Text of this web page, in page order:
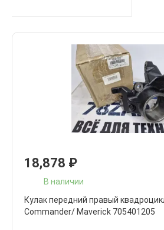
18,878 ₽
В наличии
Кулак передний правый
Commander/ Maverick 705401205